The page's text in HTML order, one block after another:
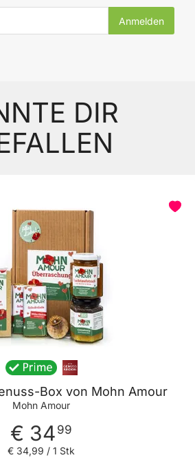
DIR
Box von Mohn Amour
Mohn Amour
€ 34 99
€ 34,99 / 1 Stk